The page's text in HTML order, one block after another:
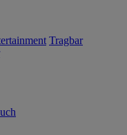
Tragbar